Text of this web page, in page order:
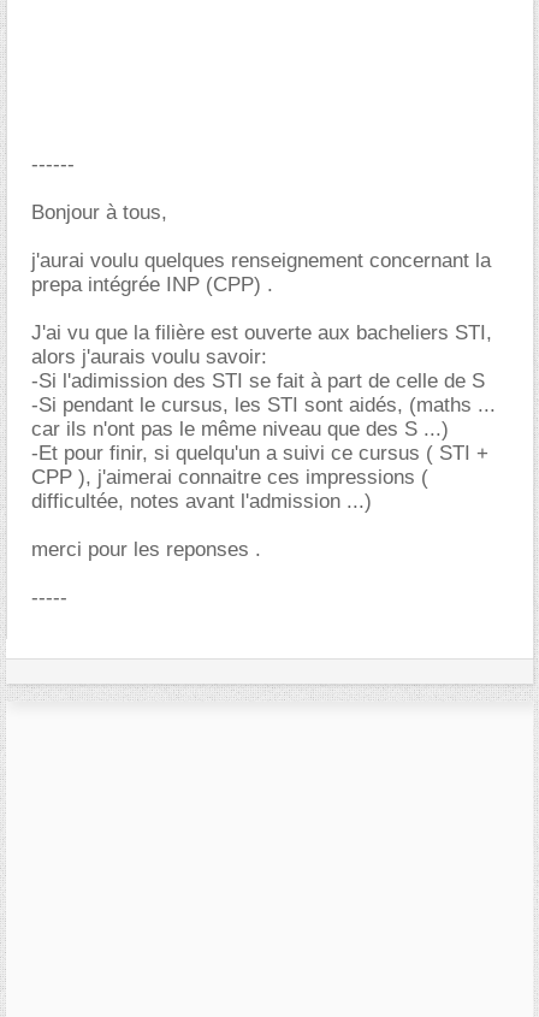
------
Bonjour à tous,
j'aurai voulu quelques renseignement concernant la
prepa intégrée INP (CPP) .
J'ai vu que la filière est ouverte aux bacheliers STI,
alors j'aurais voulu savoir:
-Si l'adimission des STI se fait à part de celle de S
-Si pendant le cursus, les STI sont aidés, (maths ...
car ils n'ont pas le même niveau que des S ...)
-Et pour finir, si quelqu'un a suivi ce cursus ( STI +
CPP ), j'aimerai connaitre ces impressions (
difficultée, notes avant l'admission ...)
merci pour les reponses .
-----